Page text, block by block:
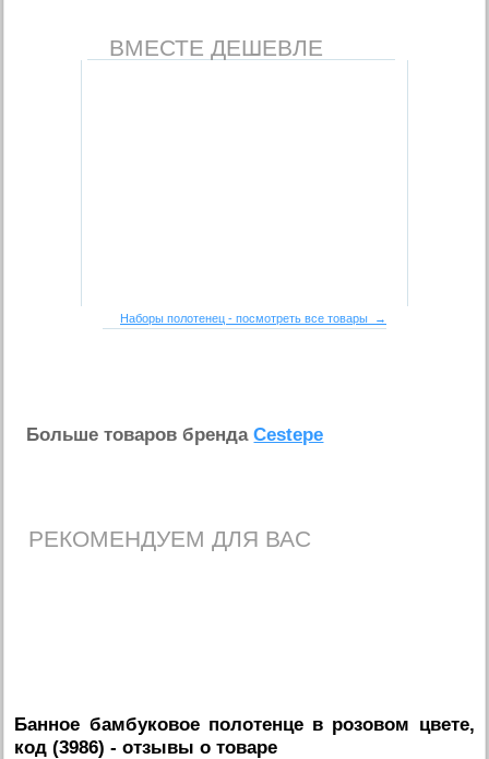
ВМЕСТЕ ДЕШЕВЛЕ
Наборы полотенец - посмотреть все товары →
Больше товаров брендаCestepe
РЕКОМЕНДУЕМ ДЛЯ ВАС
Банное бамбуковое полотенце в розовом цвете,
код (3986) - отзывы о товаре